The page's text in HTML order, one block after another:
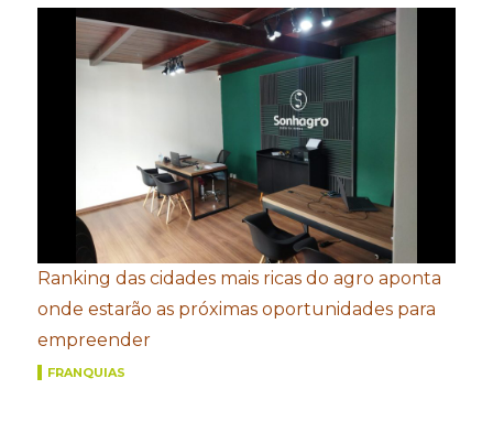
Ranking das cidades mais ricas do agro aponta
onde estarão as próximas oportunidades para
empreender
FRANQUIAS